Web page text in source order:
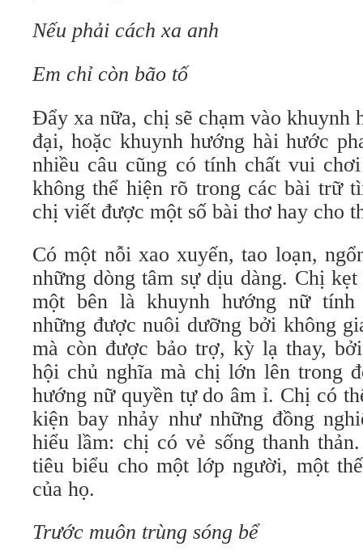
Nếu phải cách xa anh
Em chỉ còn bão tố
Đẩy xa nữa, chị sẽ chạm vào khuynh
đại, hoặc khuynh hướng hài hước
nhiều câu cũng có tính chất vui
không thể hiện rõ trong các bài trữ
chị viết được một số bài thơ hay cho
Có một nỗi xao xuyến, tao loạn,
những dòng tâm sự dịu dàng. Chị
một bên là khuynh hướng nữ tính
những được nuôi dưỡng bởi không
mà còn được bảo trợ, kỳ lạ thay,
hội chủ nghĩa mà chị lớn lên trong
hướng nữ quyền tự do âm ỉ. Chị có
kiện bay nhảy như những đồng
hiểu lầm: chị có vẻ sống thanh
tiêu biểu cho một lớp người, một
của họ.
Trước muôn trùng sóng bể